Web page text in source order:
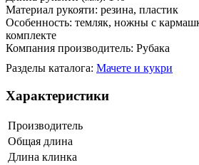
Материал рукояти: резина, пластик
Особенность: темляк, ножны с
комплекте
Компания производитель: Рубака
Разделы каталога: Мачете и кукри
Характеристики
Производитель
Общая длина
Длина клинка